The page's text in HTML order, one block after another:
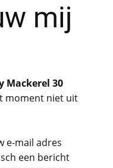
mij
Mackerel 30
moment niet uit
e-mail adres
een bericht